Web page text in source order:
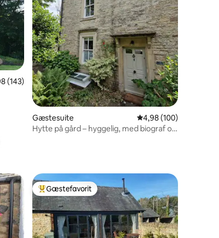
af 5 i gennemsnitlig bedømmelse, 143 omtaler
(143)
Gæstesuite 4,98 ud af 5 i
4,98 (100)
Hytte på gård – hyggelig, med biograf og
Bedste gæstefavorit
Gæstefavorit